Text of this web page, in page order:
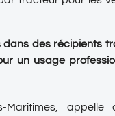
des récipients
un usage
Maritimes,